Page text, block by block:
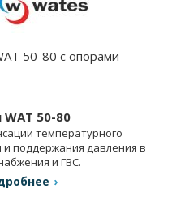
50-80 с опорами
50-80
температурного
поддержания давления в
и ГВС.